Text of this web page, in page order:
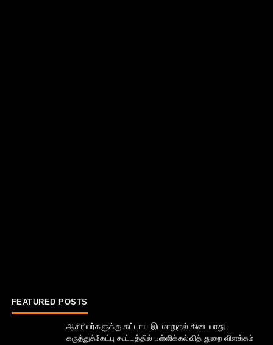
FEATURED POSTS
ஆசிரியர்களுக்கு கட்டாய இடமாறுதல் கிடையாது:
கருத்துக்கேட்பு கூட்டத்தில் பள்ளிக்கல்வித் துறை விளக்கம்